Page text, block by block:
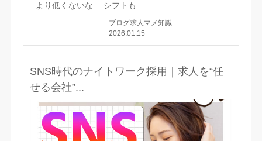
より低くないな… シフトも...
ブログ求人マメ知識
2026.01.15
SNS時代のナイトワーク採用｜求人を“任
せる会社”...